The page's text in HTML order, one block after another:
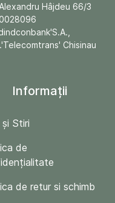
Hâjdeu 66/3
Chisinau
Informații
Stiri
de
de retur si schimb